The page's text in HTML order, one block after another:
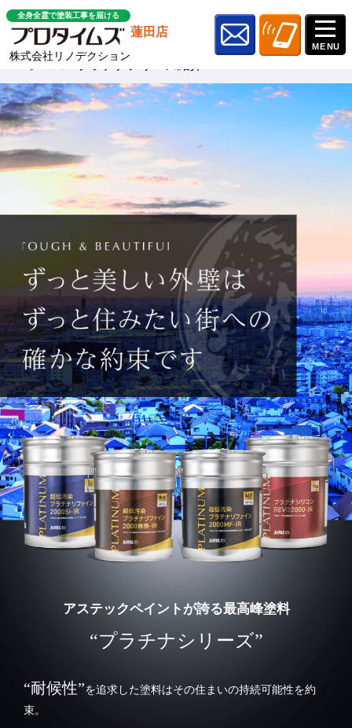
全身全霊で塗装工事を届ける
蓮田店
株式会社リノデクション
ホーム » プラチナシリーズ紹介
アステックペイントが誇る最高峰塗料
“プラチナシリーズ”
“耐候性”を追求した塗料はその住まいの持続可能性を約
束。